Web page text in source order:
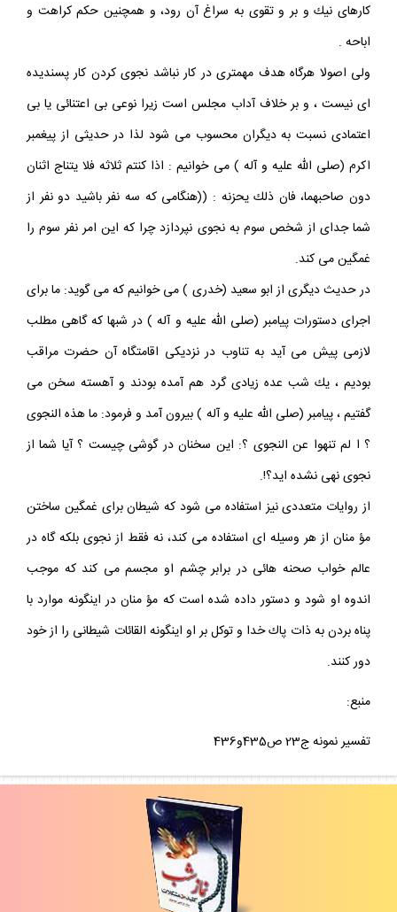
كارهاى نيك و بر و تقوى به سراغ آن رود، و همچنين حكم كراهت و
اباحه .
ولى اصولا هرگاه هدف مهمترى در كار نباشد نجوى كردن كار پسنديده
اى نيست ، و بر خلاف آداب مجلس است زيرا نوعى بى اعتنائى يا بى
اعتمادى نسبت به ديگران محسوب مى شود لذا در حديثى از پيغمبر
اكرم (صلى اللّه عليه و آله ) مى خوانيم : اذا كنتم ثلاثه فلا يتناج اثنان
دون صاحبهما، فان ذلك يحزنه : ((هنگامى كه سه نفر باشيد دو نفر از
شما جداى از شخص سوم به نجوى نپردازد چرا كه اين امر نفر سوم را
غمگين مى كند.
در حديث ديگرى از ابو سعيد (خدرى ) مى خوانيم كه مى گويد: ما براى
اجراى دستورات پيامبر (صلى اللّه عليه و آله ) در شبها كه گاهى مطلب
لازمى پيش مى آيد به تناوب در نزديكى اقامتگاه آن حضرت مراقب
بوديم ، يك شب عده زيادى گرد هم آمده بودند و آهسته سخن مى
گفتيم ، پيامبر (صلى اللّه عليه و آله ) بيرون آمد و فرمود: ما هذه النجوى
؟ ا لم تنهوا عن النجوى ؟: اين سخنان در گوشى چيست ؟ آيا شما از
نجوى نهى نشده ايد؟!.
از روايات متعددى نيز استفاده مى شود كه شيطان براى غمگين ساختن
مؤ منان از هر وسيله اى استفاده مى كند، نه فقط از نجوى بلكه گاه در
عالم خواب صحنه هائى در برابر چشم او مجسم مى كند كه موجب
اندوه او شود و دستور داده شده است كه مؤ منان در اينگونه موارد با
پناه بردن به ذات پاك خدا و توكل بر او اينگونه القائات شيطانى را از خود
دور كنند.
منبع:
تفسير نمونه ج23 ص435و436